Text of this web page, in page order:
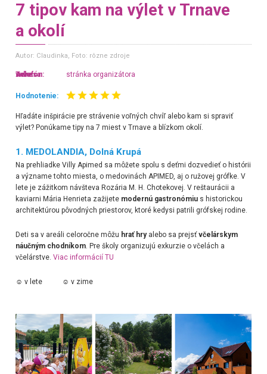
7 tipov kam na výlet v Trnave
a okolí
Autor: Claudinka, Foto: rôzne zdroje
Adresa:
Telefón:
www: stránka organizátora
Hodnotenie:
Hľadáte inšpirácie pre strávenie voľných chvíľ alebo kam si spraviť
výlet? Ponúkame tipy na 7 miest v Trnave a blízkom okolí.
1. MEDOLANDIA, Dolná Krupá
Na prehliadke Villy Apimed sa môžete spolu s deťmi dozvedieť o histórii
a význame tohto miesta, o medovinách APIMED, aj o ružovej grófke. V
lete je zážitkom návšteva Rozária M. H. Chotekovej. V reštaurácii a
kaviarni Mária Henrieta zažijete modernú gastronómius historickou
architektúrou pôvodných priestorov, ktoré kedysi patrili grófskej rodine.
Deti sa v areáli celoročne môžu hrať hryalebo sa prejsťvčelárskym
náučným chodníkom. Pre školy organizujú exkurzie o včelách a
včelárstve. Viac informácií TU
☺ v lete ☺ v zime